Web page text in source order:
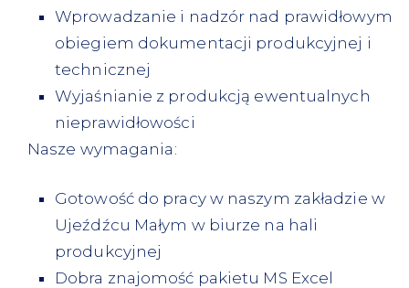
Wprowadzanie i nadzór nad prawidłowym
obiegiem dokumentacji produkcyjnej i
technicznej
Wyjaśnianie z produkcją ewentualnych
nieprawidłowości
Nasze wymagania:
Gotowość do pracy w naszym zakładzie w
Ujeźdźcu Małym w biurze na hali
produkcyjnej
Dobra znajomość pakietu MS Excel